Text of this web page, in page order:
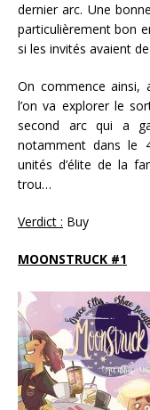
dernier arc. Une
particulièrement bon
si les invités avaient
On commence ainsi,
l’on va explorer le
second arc qui a
notamment dans le
unités d’élite de la
trou…
Verdict : Buy
MOONSTRUCK #1